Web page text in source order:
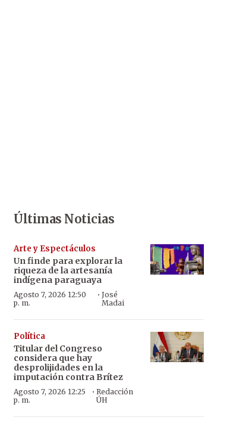
Últimas Noticias
Arte y Espectáculos
Un finde para explorar la
riqueza de la artesanía
indígena paraguaya
Agosto 7, 2026 12:50
p. m.
·José
Madai
Política
Titular del Congreso
considera que hay
desprolijidades en la
imputación contra Brítez
Agosto 7, 2026 12:25
p. m.
· Redacción
ÚH